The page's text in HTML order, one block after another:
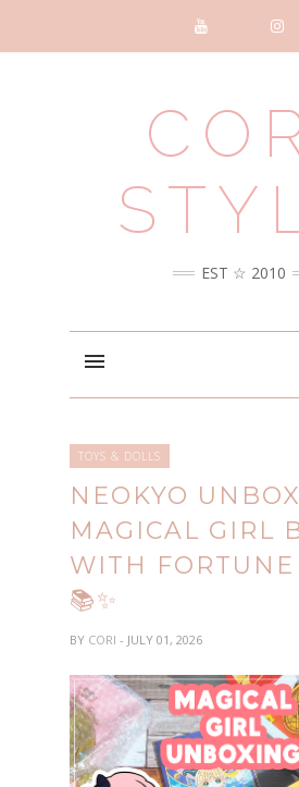
EST ☆ 2010
TOYS & DOLLS
NEOKYO
MAGICAL GIRL
WITH FORTUNE
📚✨
BY CORI - JULY 01, 2026